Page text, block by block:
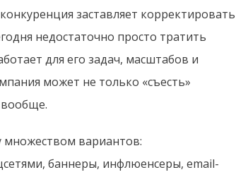
заставляет корректировать
недостаточно просто тратить
для его задач, масштабов и
может не только «съесть»
множеством вариантов:
баннеры, инфлюенсеры, email-